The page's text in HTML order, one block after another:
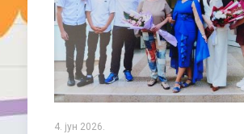
4. јун 2026.